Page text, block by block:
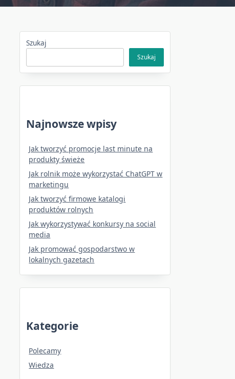
Szukaj
Szukaj
Najnowsze wpisy
Jak tworzyć promocje last minute na
produkty świeże
Jak rolnik może wykorzystać ChatGPT w
marketingu
Jak tworzyć firmowe katalogi
produktów rolnych
Jak wykorzystywać konkursy na social
media
Jak promować gospodarstwo w
lokalnych gazetach
Kategorie
Polecamy
Wiedza